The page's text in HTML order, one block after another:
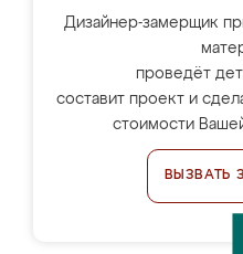
Дизайнер-замерщик
проведёт
составит проект и
стоимости
ВЫЗВАТЬ